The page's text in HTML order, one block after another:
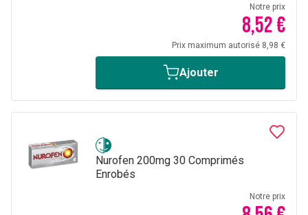
Notre prix
8,52 €
Prix maximum autorisé 8,98 €
Ajouter
Nurofen 200mg 30 Comprimés
Enrobés
Notre prix